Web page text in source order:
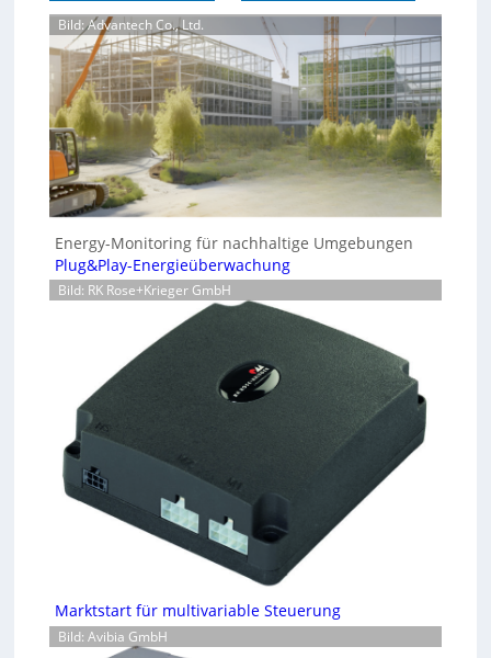
Bild: Advantech Co., Ltd.
Energy-Monitoring für nachhaltige Umgebungen
Plug&Play-Energieüberwachung
Bild: RK Rose+Krieger GmbH
Marktstart für multivariable Steuerung
Bild: Avibia GmbH